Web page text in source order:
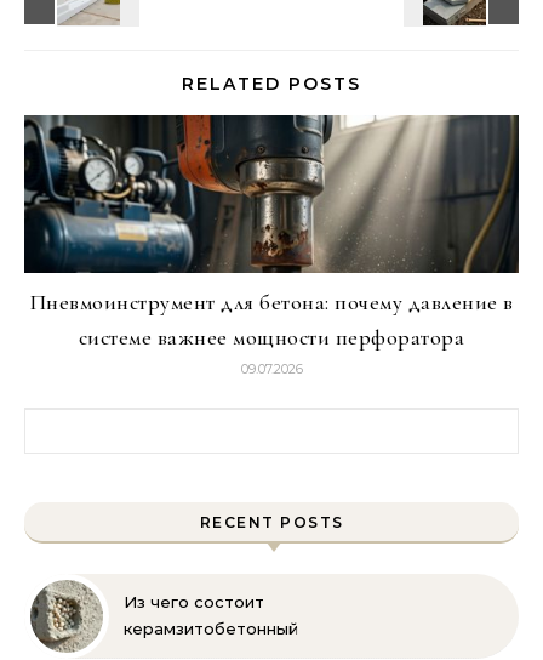
RELATED POSTS
Пневмоинструмент для бетона: почему давление в
системе важнее мощности перфоратора
09.07.2026
RECENT POSTS
Из чего состоит
керамзитобетонный